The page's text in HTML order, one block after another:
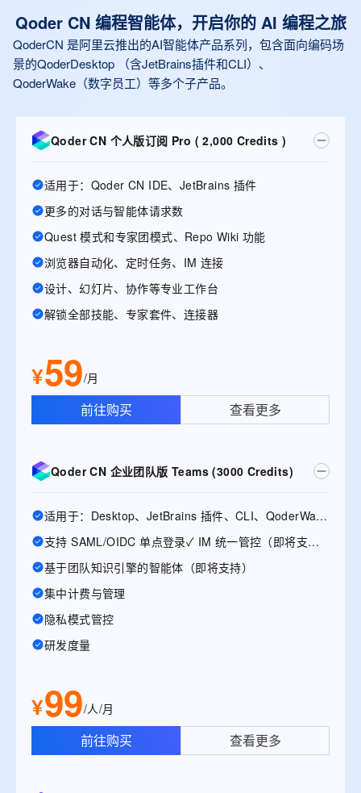
Qoder CN 编程智能体，开启你的 AI 编程之旅
QoderCN 是阿里云推出的AI智能体产品系列，包含面向编码场
景的QoderDesktop （含JetBrains插件和CLI）、
QoderWake（数字员工）等多个子产品。
Qoder CN 个人版订阅 Pro ( 2,000 Credits )
适用于：Qoder CN IDE、JetBrains 插件
更多的对话与智能体请求数
Quest 模式和专家团模式、Repo Wiki 功能
浏览器自动化、定时任务、IM 连接
设计、幻灯片、协作等专业工作台
解锁全部技能、专家套件、连接器
¥59/月
前往购买 查看更多
Qoder CN 企业团队版 Teams (3000 Credits)
适用于：Desktop、JetBrains 插件、CLI、QoderWake、Mobile
支持 SAML/OIDC 单点登录✓ IM 统一管控（即将支持）
基于团队知识引擎的智能体（即将支持）
集中计费与管理
隐私模式管控
研发度量
¥99/人/月
前往购买 查看更多